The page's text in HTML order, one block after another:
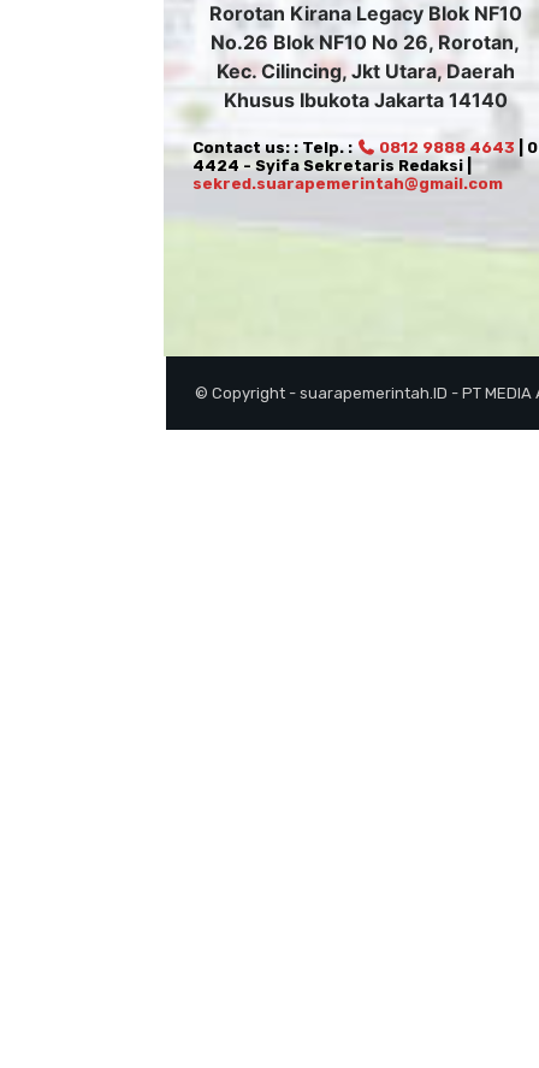
Rorotan Kirana Legacy Blok NF10
No.26 Blok NF10 No 26, Rorotan,
Kec. Cilincing, Jkt Utara, Daerah
Khusus Ibukota Jakarta 14140
Contact us: : Telp. : 0812 9888 4643 |
4424 - Syifa Sekretaris Redaksi |
sekred.suarapemerintah@gmail.com
© Copyright - suarapemerintah.ID - PT MEDIA